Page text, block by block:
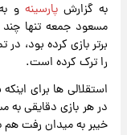
به گزارشپارسینهو به
مسعود جمعه‌ تنها چند
برتر بازی کرده بود،
را ترک کرده است.
استقلالی ها برای
در هر بازی دقایقی به
خیبر به میدان رفت هم